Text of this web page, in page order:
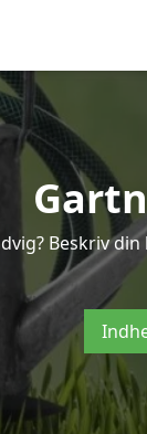
Beskriv